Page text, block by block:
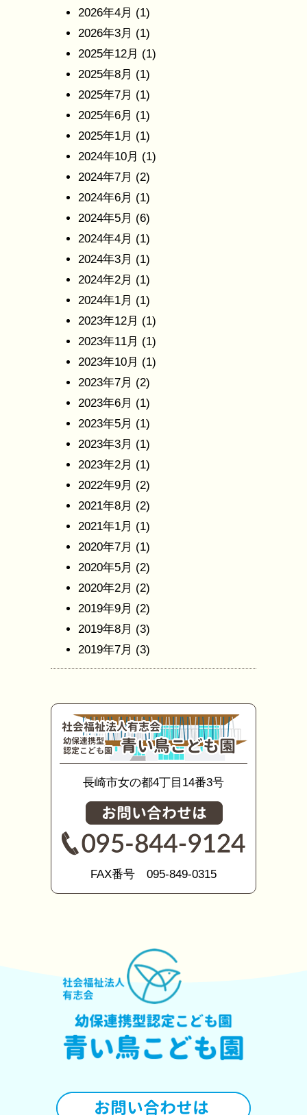
2026年4月 (1)
2026年3月 (1)
2025年12月 (1)
2025年8月 (1)
2025年7月 (1)
2025年6月 (1)
2025年1月 (1)
2024年10月 (1)
2024年7月 (2)
2024年6月 (1)
2024年5月 (6)
2024年4月 (1)
2024年3月 (1)
2024年2月 (1)
2024年1月 (1)
2023年12月 (1)
2023年11月 (1)
2023年10月 (1)
2023年7月 (2)
2023年6月 (1)
2023年5月 (1)
2023年3月 (1)
2023年2月 (1)
2022年9月 (2)
2021年8月 (2)
2021年1月 (1)
2020年7月 (1)
2020年5月 (2)
2020年2月 (2)
2019年9月 (2)
2019年8月 (3)
2019年7月 (3)
長崎市女の都4丁目14番3号
FAX番号 095-849-0315